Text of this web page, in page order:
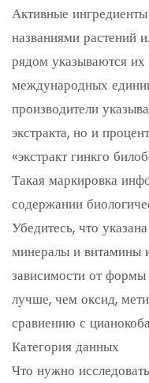
Активные
названиями растений
рядом указываются
международных
производители
экстракта, но и
«экстракт гинкго
Такая маркировка
содержании
Убедитесь, что
минералы и витамины
зависимости от формы
лучше, чем оксид,
сравнению с
Категория данных
Что нужно исследовать